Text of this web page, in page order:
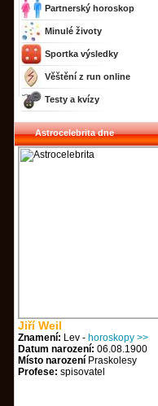
Partnerský horoskop
Minulé životy
Sportka výsledky
Věštění z run online
Testy a kvízy
Astrocelebrita dne
Jiří Weil
Znamení: Lev - horoskopy >>
Datum narození: 06.08.1900
Místo narození Praskolesy
Profese: spisovatel